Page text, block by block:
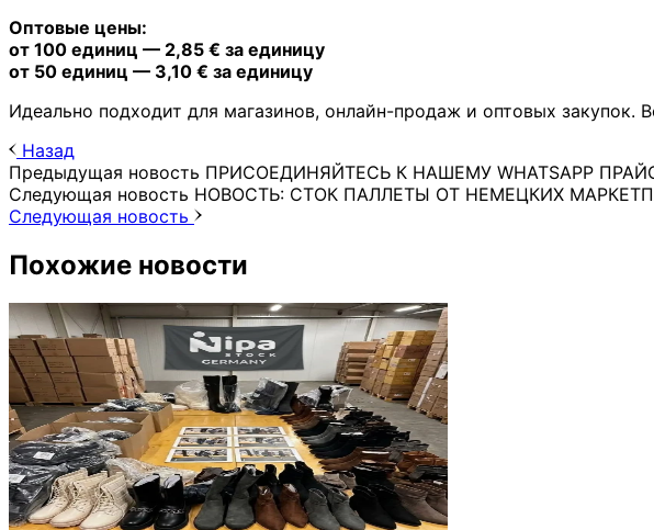
Оптовые цены:
от 100 единиц — 2,85 € за единицу
от 50 единиц — 3,10 € за единицу
Идеально подходит для магазинов, онлайн-продаж и оптовых
Назад
Предыдущая новость ПРИСОЕДИНЯЙТЕСЬ К НАШЕМУ WHATSAPP
Следующая новость НОВОСТЬ: СТОК ПАЛЛЕТЫ ОТ НЕМЕЦКИХ
Следующая новость
Похожие новости